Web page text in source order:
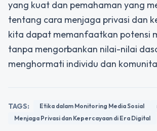
yang kuat dan pemahaman yang
tentang cara menjaga privasi dan
kita dapat memanfaatkan potensi
tanpa mengorbankan nilai-nilai
menghormati individu dan
TAGS: Etika dalam Monitoring Media Sosial
Menjaga Privasi dan Kepercayaan di Era Digital